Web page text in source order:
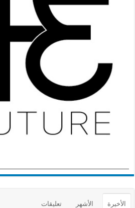
الأخيرة الأشهر تعليقات